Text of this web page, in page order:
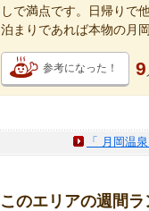
しで満点です。日帰りで
泊まりであれば本物の月
参考になった！ 9
「 月岡温
このエリアの週間